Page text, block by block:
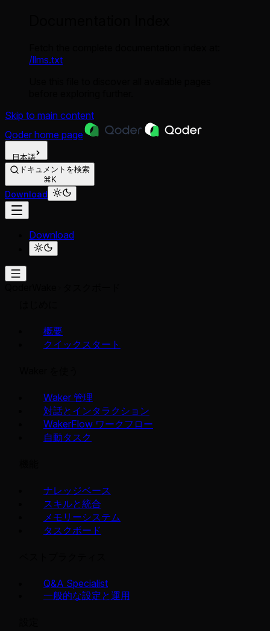
/llms.txt
Skip to main content
Qoder home page
日本語
ドキュメントを検索
⌘K
Download
Download
概要
クイックスタート
Waker 管理
対話とインタラクション
WakerFlow ワークフロー
自動タスク
ナレッジベース
スキルと統合
メモリーシステム
タスクボード
Q&A Specialist
一般的な設定と運用